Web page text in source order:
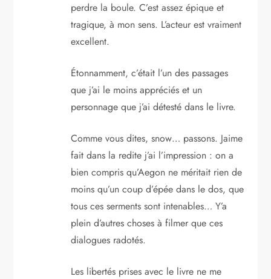
perdre la boule. C’est assez épique et
tragique, à mon sens. L’acteur est vraiment
excellent.
Étonnamment, c’était l’un des passages
que j’ai le moins appréciés et un
personnage que j’ai détesté dans le livre.
Comme vous dites, snow… passons. Jaime
fait dans la redite j’ai l’impression : on a
bien compris qu’Aegon ne méritait rien de
moins qu’un coup d’épée dans le dos, que
tous ces serments sont intenables… Y’a
plein d’autres choses à filmer que ces
dialogues radotés.
Les libertés prises avec le livre ne me